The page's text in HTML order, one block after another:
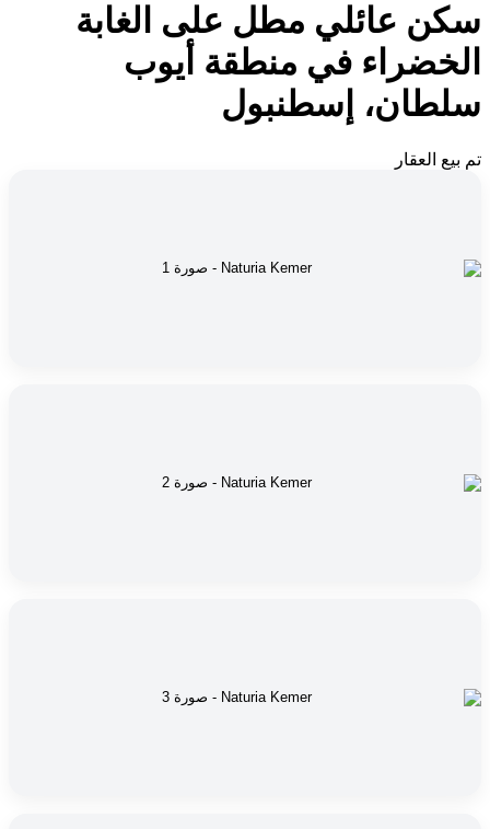
سكن عائلي مطل على الغابة
الخضراء في منطقة أيوب
سلطان، إسطنبول
تم بيع العقار